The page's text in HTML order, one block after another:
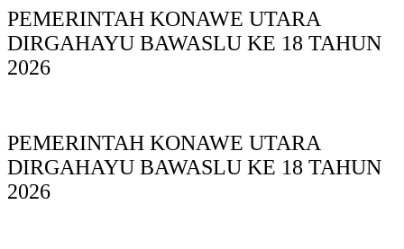
PEMERINTAH KONAWE UTARA
DIRGAHAYU BAWASLU KE 18 TAHUN
2026
PEMERINTAH KONAWE UTARA
DIRGAHAYU BAWASLU KE 18 TAHUN
2026